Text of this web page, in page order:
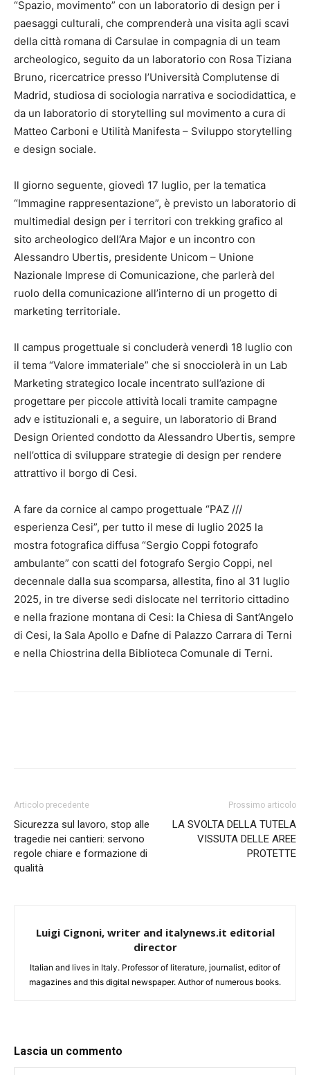
“Spazio, movimento” con un laboratorio di design per i
paesaggi culturali, che comprenderà una visita agli scavi
della città romana di Carsulae in compagnia di un team
archeologico, seguito da un laboratorio con Rosa Tiziana
Bruno, ricercatrice presso l’Università Complutense di
Madrid, studiosa di sociologia narrativa e sociodidattica, e
da un laboratorio di storytelling sul movimento a cura di
Matteo Carboni e Utilità Manifesta – Sviluppo storytelling
e design sociale.
Il giorno seguente, giovedì 17 luglio, per la tematica
“Immagine rappresentazione”, è previsto un laboratorio di
multimedial design per i territori con trekking grafico al
sito archeologico dell’Ara Major e un incontro con
Alessandro Ubertis, presidente Unicom – Unione
Nazionale Imprese di Comunicazione, che parlerà del
ruolo della comunicazione all’interno di un progetto di
marketing territoriale.
Il campus progettuale si concluderà venerdì 18 luglio con
il tema “Valore immateriale” che si snocciolerà in un Lab
Marketing strategico locale incentrato sull’azione di
progettare per piccole attività locali tramite campagne
adv e istituzionali e, a seguire, un laboratorio di Brand
Design Oriented condotto da Alessandro Ubertis, sempre
nell’ottica di sviluppare strategie di design per rendere
attrattivo il borgo di Cesi.
A fare da cornice al campo progettuale “PAZ ///
esperienza Cesi”, per tutto il mese di luglio 2025 la
mostra fotografica diffusa “Sergio Coppi fotografo
ambulante” con scatti del fotografo Sergio Coppi, nel
decennale dalla sua scomparsa, allestita, fino al 31 luglio
2025, in tre diverse sedi dislocate nel territorio cittadino
e nella frazione montana di Cesi: la Chiesa di Sant’Angelo
di Cesi, la Sala Apollo e Dafne di Palazzo Carrara di Terni
e nella Chiostrina della Biblioteca Comunale di Terni.
Articolo precedente
Sicurezza sul lavoro, stop alle
tragedie nei cantieri: servono
regole chiare e formazione di
qualità
Prossimo articolo
LA SVOLTA DELLA TUTELA
VISSUTA DELLE AREE
PROTETTE
Luigi Cignoni, writer and italynews.it editorial
director
Italian and lives in Italy. Professor of literature, journalist, editor of
magazines and this digital newspaper. Author of numerous books.
Lascia un commento